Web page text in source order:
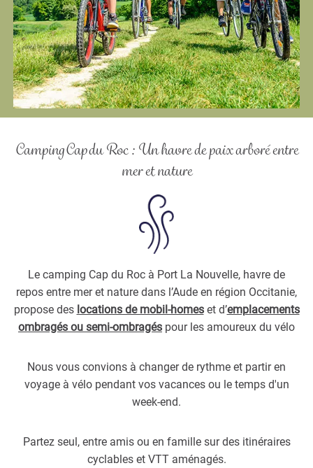
Camping Cap du Roc : Un havre de paix arboré entre
mer et nature
Le camping Cap du Roc à Port La Nouvelle, havre de
repos entre mer et nature dans l’Aude en région Occitanie,
propose des locations de mobil-homeset d’emplacements
ombragés ou semi-ombragés pour les amoureux du vélo
Nous vous convions à changer de rythme et partir en
voyage à vélo pendant vos vacances ou le temps d'un
week-end.
Partez seul, entre amis ou en famille sur des itinéraires
cyclables et VTT aménagés.